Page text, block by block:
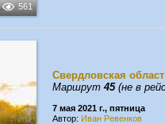
561
Свердловская
Маршрут 45(не в
7 мая 2021 г., пятница
Автор: Иван Ревенков